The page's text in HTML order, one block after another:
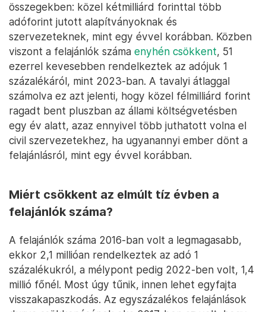
összegekben: közel kétmilliárd forinttal több
adóforint jutott alapítványoknak és
szervezeteknek, mint egy évvel korábban. Közben
viszont a felajánlók száma enyhén csökkent, 51
ezerrel kevesebben rendelkeztek az adójuk 1
százalékáról, mint 2023-ban. A tavalyi átlaggal
számolva ez azt jelenti, hogy közel félmilliárd forint
ragadt bent pluszban az állami költségvetésben
egy év alatt, azaz ennyivel több juthatott volna el
civil szervezetekhez, ha ugyanannyi ember dönt a
felajánlásról, mint egy évvel korábban.
Miért csökkent az elmúlt tíz évben a
felajánlók száma?
A felajánlók száma 2016-ban volt a legmagasabb,
ekkor 2,1 millióan rendelkeztek az adó 1
százalékukról, a mélypont pedig 2022-ben volt, 1,4
millió főnél. Most úgy tűnik, innen lehet egyfajta
visszakapaszkodás. Az egyszázalékos felajánlások